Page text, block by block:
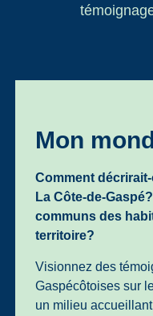
Mon
Comment
La Côte-de-
communs des
territoire?
Visionnez des
Gaspécôtoises sur
un milieu